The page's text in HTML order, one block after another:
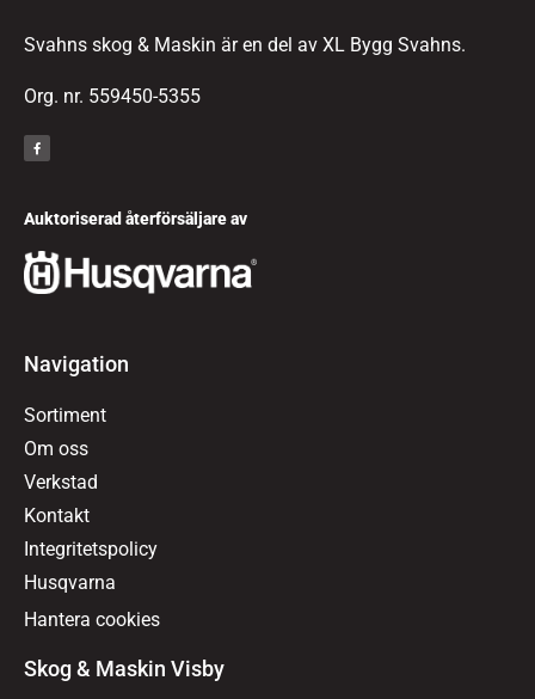
Svahns skog & Maskin är en del av XL Bygg Svahns.
Org. nr. 559450-5355
Auktoriserad återförsäljare av
Navigation
Sortiment
Om oss
Verkstad
Kontakt
Integritetspolicy
Husqvarna
Hantera cookies
Skog & Maskin Visby